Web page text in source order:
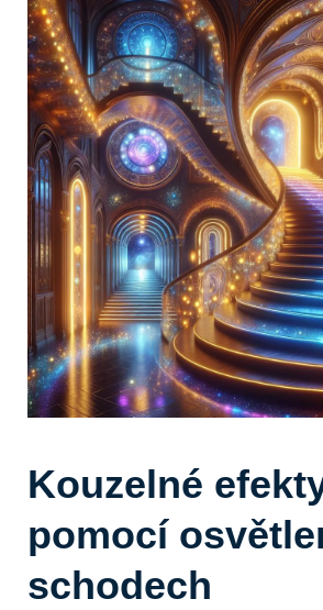
Kouzelné
pomocí
schodech